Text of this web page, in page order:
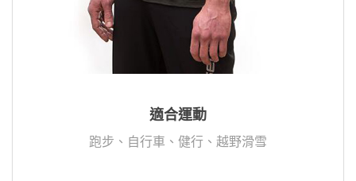
適合運動
跑步、自行車、健行、越野滑雪